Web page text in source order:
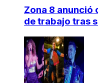
Zona 8 anunció
de trabajo tras